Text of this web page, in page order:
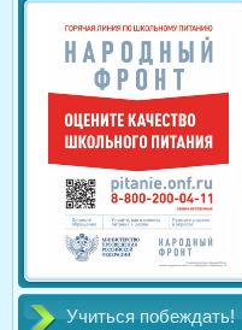
Учиться побеждать!